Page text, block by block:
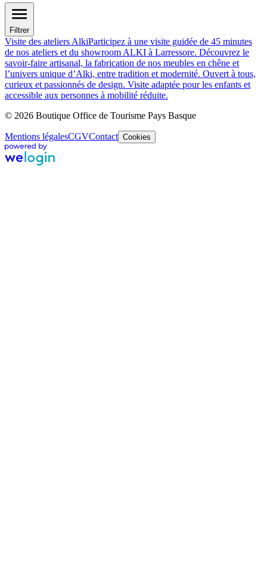
Filtrer
Visite des ateliers AlkiParticipez à une visite guidée de 45 minutes
de nos ateliers et du showroom ALKI à Larressore. Découvrez le
savoir-faire artisanal, la fabrication de nos meubles en chêne et
l’univers unique d’Alki, entre tradition et modernité. Ouvert à tous,
curieux et passionnés de design. Visite adaptée pour les enfants et
accessible aux personnes à mobilité réduite.
© 2026 Boutique Office de Tourisme Pays Basque
Mentions légalesCGVContact Cookies